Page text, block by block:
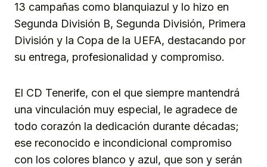
13 campañas como blanquiazul y lo hizo en
Segunda División B, Segunda División, Primera
División y la Copa de la UEFA, destacando por
su entrega, profesionalidad y compromiso.
El CD Tenerife, con el que siempre mantendrá
una vinculación muy especial, le agradece de
todo corazón la dedicación durante décadas;
ese reconocido e incondicional compromiso
con los colores blanco y azul, que son y serán